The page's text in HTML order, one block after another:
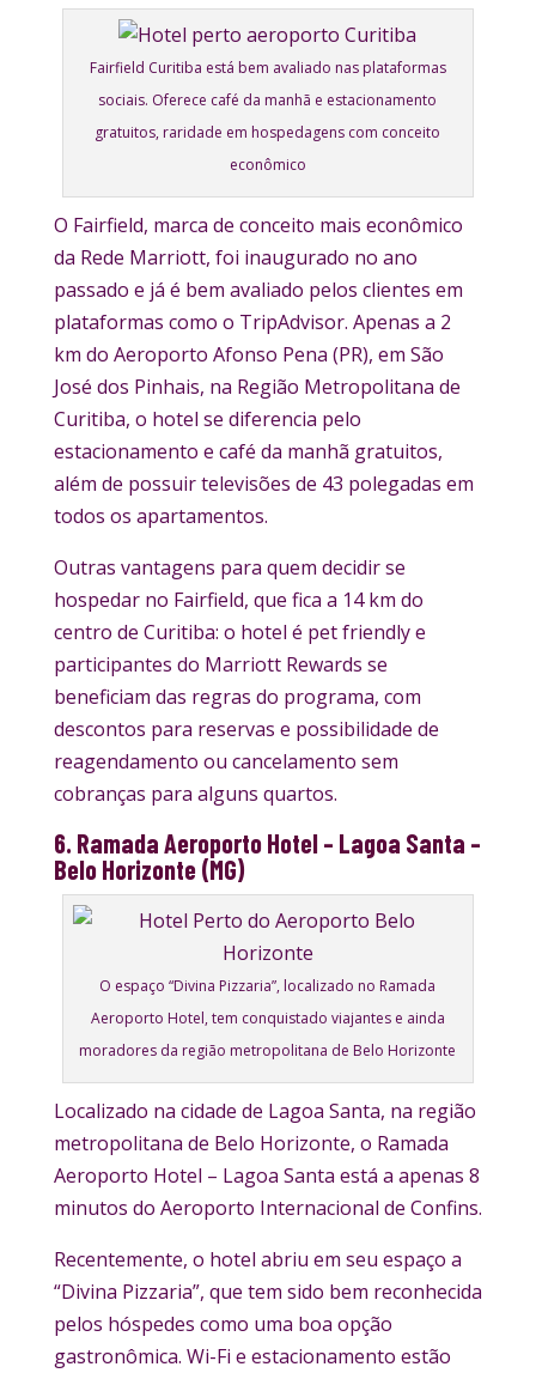
Fairfield Curitiba está bem avaliado nas plataformas
sociais. Oferece café da manhã e estacionamento
gratuitos, raridade em hospedagens com conceito
econômico
O Fairfield, marca de conceito mais econômico
da Rede Marriott, foi inaugurado no ano
passado e já é bem avaliado pelos clientes em
plataformas como o TripAdvisor. Apenas a 2
km do Aeroporto Afonso Pena (PR), em São
José dos Pinhais, na Região Metropolitana de
Curitiba, o hotel se diferencia pelo
estacionamento e café da manhã gratuitos,
além de possuir televisões de 43 polegadas em
todos os apartamentos.
Outras vantagens para quem decidir se
hospedar no Fairfield, que fica a 14 km do
centro de Curitiba: o hotel é pet friendly e
participantes do Marriott Rewards se
beneficiam das regras do programa, com
descontos para reservas e possibilidade de
reagendamento ou cancelamento sem
cobranças para alguns quartos.
6. Ramada Aeroporto Hotel – Lagoa Santa –
Belo Horizonte (MG)
O espaço “Divina Pizzaria”, localizado no Ramada
Aeroporto Hotel, tem conquistado viajantes e ainda
moradores da região metropolitana de Belo Horizonte
Localizado na cidade de Lagoa Santa, na região
metropolitana de Belo Horizonte, o Ramada
Aeroporto Hotel – Lagoa Santa está a apenas 8
minutos do Aeroporto Internacional de Confins.
Recentemente, o hotel abriu em seu espaço a
“Divina Pizzaria”, que tem sido bem reconhecida
pelos hóspedes como uma boa opção
gastronômica. Wi-Fi e estacionamento estão